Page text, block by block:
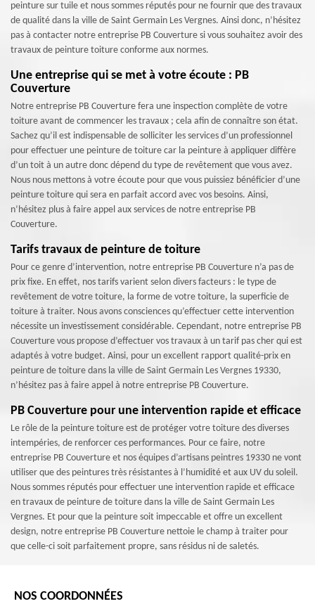
peinture sur tuile et nous sommes réputés pour ne fournir que des travaux
de qualité dans la ville de Saint Germain Les Vergnes. Ainsi donc, n’hésitez
pas à contacter notre entreprise PB Couverture si vous souhaitez avoir des
travaux de peinture toiture conforme aux normes.
Une entreprise qui se met à votre écoute : PB
Couverture
Notre entreprise PB Couverture fera une inspection complète de votre
toiture avant de commencer les travaux ; cela afin de connaître son état.
Sachez qu’il est indispensable de solliciter les services d’un professionnel
pour effectuer une peinture de toiture car la peinture à appliquer diffère
d’un toit à un autre donc dépend du type de revêtement que vous avez.
Nous nous mettons à votre écoute pour que vous puissiez bénéficier d’une
peinture toiture qui sera en parfait accord avec vos besoins. Ainsi,
n’hésitez plus à faire appel aux services de notre entreprise PB
Couverture.
Tarifs travaux de peinture de toiture
Pour ce genre d’intervention, notre entreprise PB Couverture n’a pas de
prix fixe. En effet, nos tarifs varient selon divers facteurs : le type de
revêtement de votre toiture, la forme de votre toiture, la superficie de
toiture à traiter. Nous avons consciences qu’effectuer cette intervention
nécessite un investissement considérable. Cependant, notre entreprise PB
Couverture vous propose d’effectuer vos travaux à un tarif pas cher qui est
adaptés à votre budget. Ainsi, pour un excellent rapport qualité-prix en
peinture de toiture dans la ville de Saint Germain Les Vergnes 19330,
n’hésitez pas à faire appel à notre entreprise PB Couverture.
PB Couverture pour une intervention rapide et efficace
Le rôle de la peinture toiture est de protéger votre toiture des diverses
intempéries, de renforcer ces performances. Pour ce faire, notre
entreprise PB Couverture et nos équipes d’artisans peintres 19330 ne vont
utiliser que des peintures très résistantes à l’humidité et aux UV du soleil.
Nous sommes réputés pour effectuer une intervention rapide et efficace
en travaux de peinture de toiture dans la ville de Saint Germain Les
Vergnes. Et pour que la peinture soit impeccable et offre un excellent
design, notre entreprise PB Couverture nettoie le champ à traiter pour
que celle-ci soit parfaitement propre, sans résidus ni de saletés.
NOS COORDONNÉES